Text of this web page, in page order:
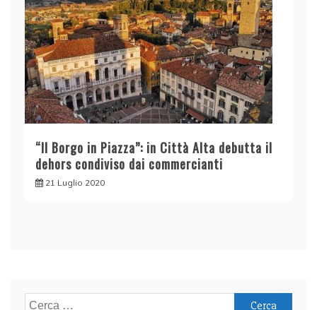
“Il Borgo in Piazza”: in Città Alta debutta il
dehors condiviso dai commercianti
21 Luglio 2020
Ricerca